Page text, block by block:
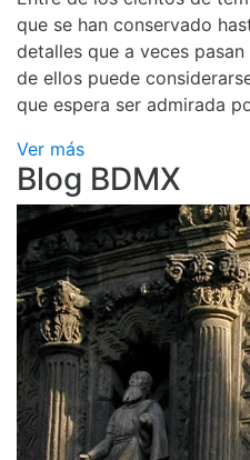
que se han conservado
detalles que a veces
de ellos puede
que espera ser admirada
Ver más
Blog BDMX